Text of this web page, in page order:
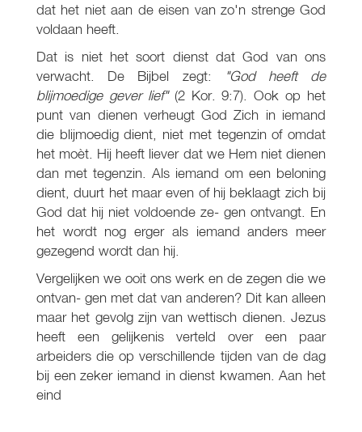
dat het niet aan de eisen van zo'n strenge God
voldaan heeft.
Dat is niet het soort dienst dat God van ons
verwacht. De Bijbel zegt:
"God heeft de
blijmoedige gever lief" (2 Kor. 9:7). Ook op het
punt van dienen verheugt God Zich in iemand
die blijmoedig dient, niet met tegenzin of omdat
het moèt. Hij heeft liever dat we Hem niet dienen
dan met tegenzin. Als iemand om een beloning
dient, duurt het maar even of hij beklaagt zich bij
God dat hij niet voldoende ze- gen ontvangt. En
het wordt nog erger als iemand anders meer
gezegend wordt dan hij.
Vergelijken we ooit ons werk en de zegen die we
ontvan- gen met dat van anderen? Dit kan alleen
maar het gevolg zijn van wettisch dienen. Jezus
heeft een gelijkenis verteld over een paar
arbeiders die op verschillende tijden van de dag
bij een zeker iemand in dienst kwamen. Aan het
eind